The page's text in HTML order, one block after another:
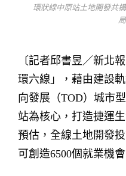
環狀線中原站土地開發共
〔記者邱書昱／新北
環六線」，藉由建設
向發展（TOD）城市
站為核心，打造捷運
預估，全線土地開發
可創造6500個就業機會